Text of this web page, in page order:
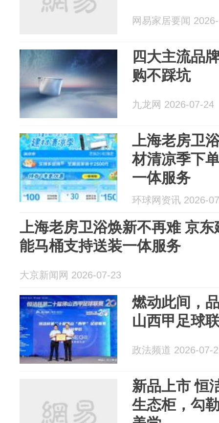
网易家居要闻
四大主流品
购不踩坑
九龙网 2026-07-24
上海老房卫
材清凉季下
一体服务
环球网资讯 2026-
上海老房卫浴焕新不再难 京
能马桶支持送装一体服务
大京新闻网 2026-07-23
燃动此间，
山西甲足球
政法频道 2026-07-
新品上市 恒洁暮云系列BC6511S
生态柜，勾